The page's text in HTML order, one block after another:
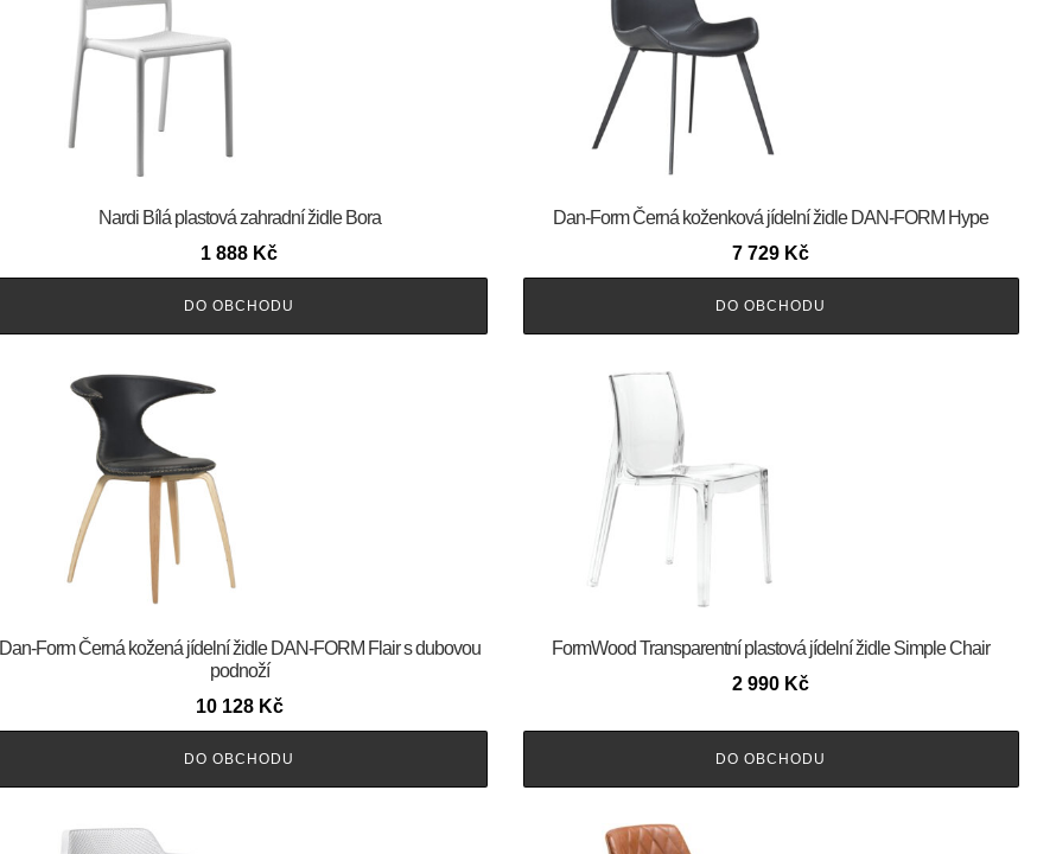
Nardi Bílá plastová zahradní židle Bora
1 888 Kč
DO OBCHODU
​​​​​Dan-Form Černá koženková jídelní židle DAN-FORM Hype
7 729 Kč
DO OBCHODU
​​​​​Dan-Form Černá kožená jídelní židle DAN-FORM Flair s dubovou
podnoží
10 128 Kč
DO OBCHODU
FormWood Transparentní plastová jídelní židle Simple Chair
2 990 Kč
DO OBCHODU